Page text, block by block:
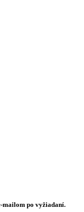
mailom po vyžiadaní.